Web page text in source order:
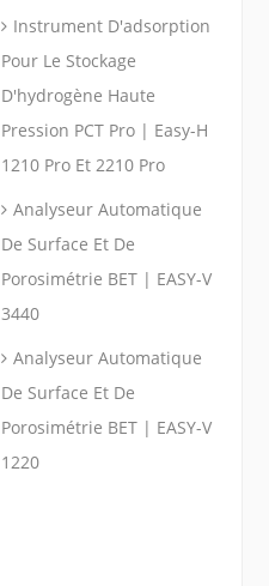
Instrument D'adsorption
Pour Le Stockage
D'hydrogène Haute
Pression PCT Pro | Easy-H
1210 Pro Et 2210 Pro
Analyseur Automatique
De Surface Et De
Porosimétrie BET | EASY-V
3440
Analyseur Automatique
De Surface Et De
Porosimétrie BET | EASY-V
1220